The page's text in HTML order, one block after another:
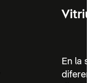
En la